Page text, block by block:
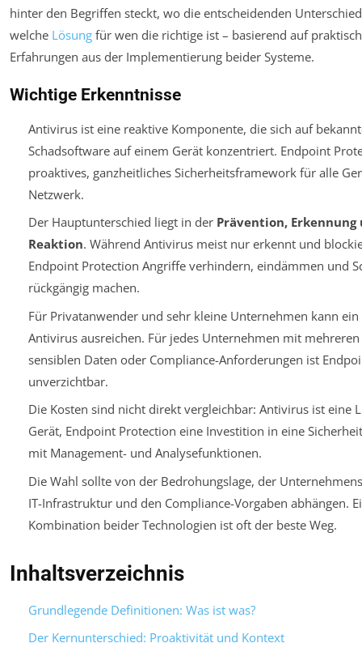
hinter den Begriffen steckt, wo die entscheidenden
welche Lösung für wen die richtige ist – basierend auf
Erfahrungen aus der Implementierung beider Systeme.
Wichtige Erkenntnisse
Antivirus ist eine reaktive Komponente, die sich auf
Schadsoftware auf einem Gerät konzentriert. Endpoint
proaktives, ganzheitliches Sicherheitsframework für alle
Netzwerk.
Der Hauptunterschied liegt in der Prävention, Erkennung
Reaktion. Während Antivirus meist nur erkennt und
Endpoint Protection Angriffe verhindern, eindämmen und
rückgängig machen.
Für Privatanwender und sehr kleine Unternehmen kann
Antivirus ausreichen. Für jedes Unternehmen mit
sensiblen Daten oder Compliance-Anforderungen ist
unverzichtbar.
Die Kosten sind nicht direkt vergleichbar: Antivirus ist eine
Gerät, Endpoint Protection eine Investition in eine
mit Management- und Analysefunktionen.
Die Wahl sollte von der Bedrohungslage, der
IT-Infrastruktur und den Compliance-Vorgaben abhängen.
Kombination beider Technologien ist oft der beste Weg.
Inhaltsverzeichnis
Grundlegende Definitionen: Was ist was?
Der Kernunterschied: Proaktivität und Kontext